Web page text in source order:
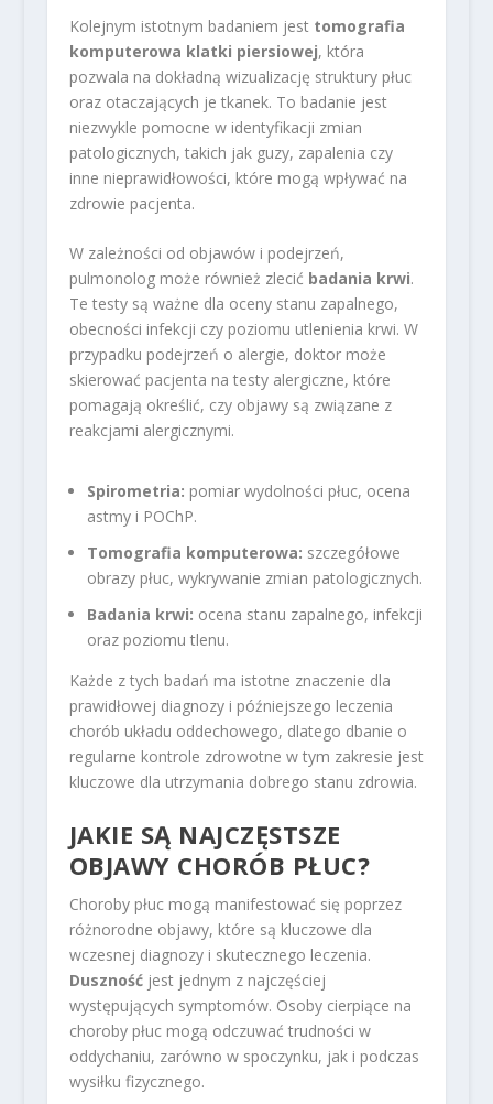
Kolejnym istotnym badaniem jest tomografia
komputerowa klatki piersiowej, która
pozwala na dokładną wizualizację struktury płuc
oraz otaczających je tkanek. To badanie jest
niezwykle pomocne w identyfikacji zmian
patologicznych, takich jak guzy, zapalenia czy
inne nieprawidłowości, które mogą wpływać na
zdrowie pacjenta.
W zależności od objawów i podejrzeń,
pulmonolog może również zlecić badania krwi.
Te testy są ważne dla oceny stanu zapalnego,
obecności infekcji czy poziomu utlenienia krwi. W
przypadku podejrzeń o alergie, doktor może
skierować pacjenta na testy alergiczne, które
pomagają określić, czy objawy są związane z
reakcjami alergicznymi.
Spirometria: pomiar wydolności płuc, ocena
astmy i POChP.
Tomografia komputerowa: szczegółowe
obrazy płuc, wykrywanie zmian patologicznych.
Badania krwi: ocena stanu zapalnego, infekcji
oraz poziomu tlenu.
Każde z tych badań ma istotne znaczenie dla
prawidłowej diagnozy i późniejszego leczenia
chorób układu oddechowego, dlatego dbanie o
regularne kontrole zdrowotne w tym zakresie jest
kluczowe dla utrzymania dobrego stanu zdrowia.
JAKIE SĄ NAJCZĘSTSZE
OBJAWY CHORÓB PŁUC?
Choroby płuc mogą manifestować się poprzez
różnorodne objawy, które są kluczowe dla
wczesnej diagnozy i skutecznego leczenia.
Dusznośćjest jednym z najczęściej
występujących symptomów. Osoby cierpiące na
choroby płuc mogą odczuwać trudności w
oddychaniu, zarówno w spoczynku, jak i podczas
wysiłku fizycznego.